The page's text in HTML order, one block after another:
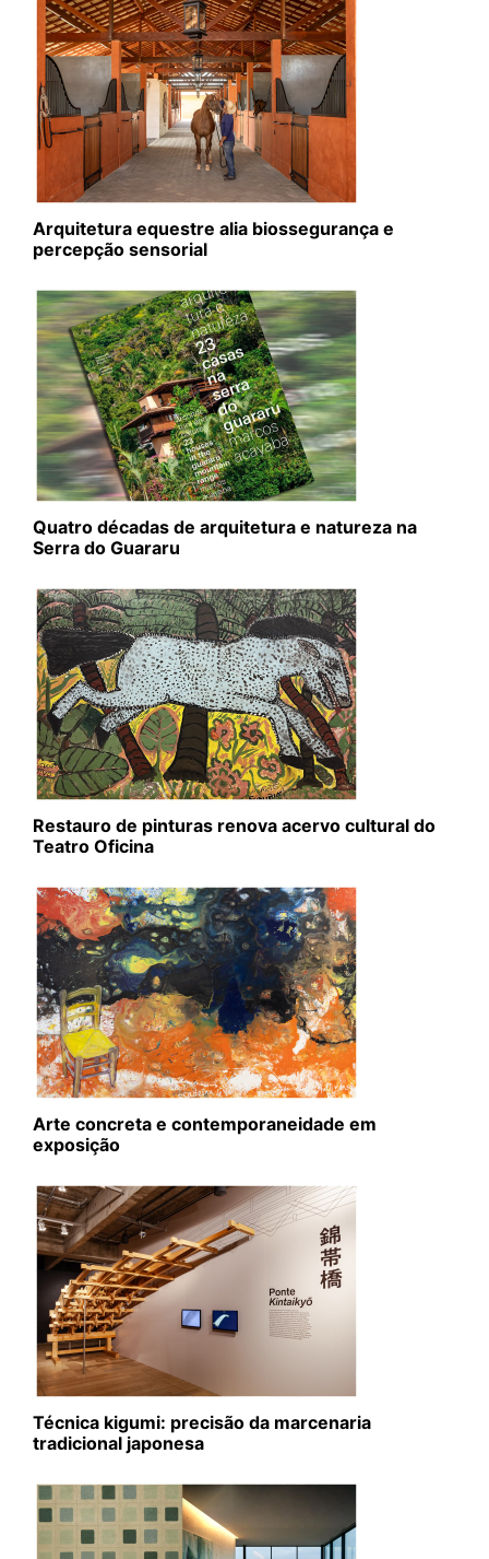
Arquitetura equestre alia biossegurança e
percepção sensorial
Quatro décadas de arquitetura e natureza na
Serra do Guararu
Restauro de pinturas renova acervo cultural do
Teatro Oficina
Arte concreta e contemporaneidade em
exposição
Técnica kigumi: precisão da marcenaria
tradicional japonesa